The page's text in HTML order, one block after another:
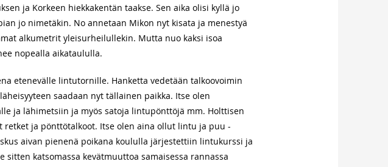
ja Korkeen hiekkakentän taakse. Sen aika olisi kyllä jo
jo nimetäkin. No annetaan Mikon nyt kisata ja menestyä
alkumetrit yleisurheilullekin. Mutta nuo kaksi isoa
nopealla aikataululla.
etenevälle lintutornille. Hanketta vedetään talkoovoimin
saadaan nyt tällainen paikka. Itse olen
ja lähimetsiin ja myös satoja lintupönttöjä mm. Holttisen
retket ja pönttötalkoot. Itse olen aina ollut lintu ja puu -
aivan pienenä poikana koululla järjestettiin lintukurssi ja
katsomassa kevätmuuttoa samaisessa rannassa